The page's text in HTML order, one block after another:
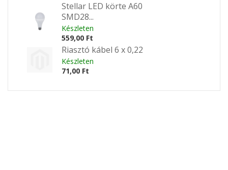
Stellar LED körte A60
SMD28...
Készleten
559,00 Ft
Riasztó kábel 6 x 0,22
Készleten
71,00 Ft